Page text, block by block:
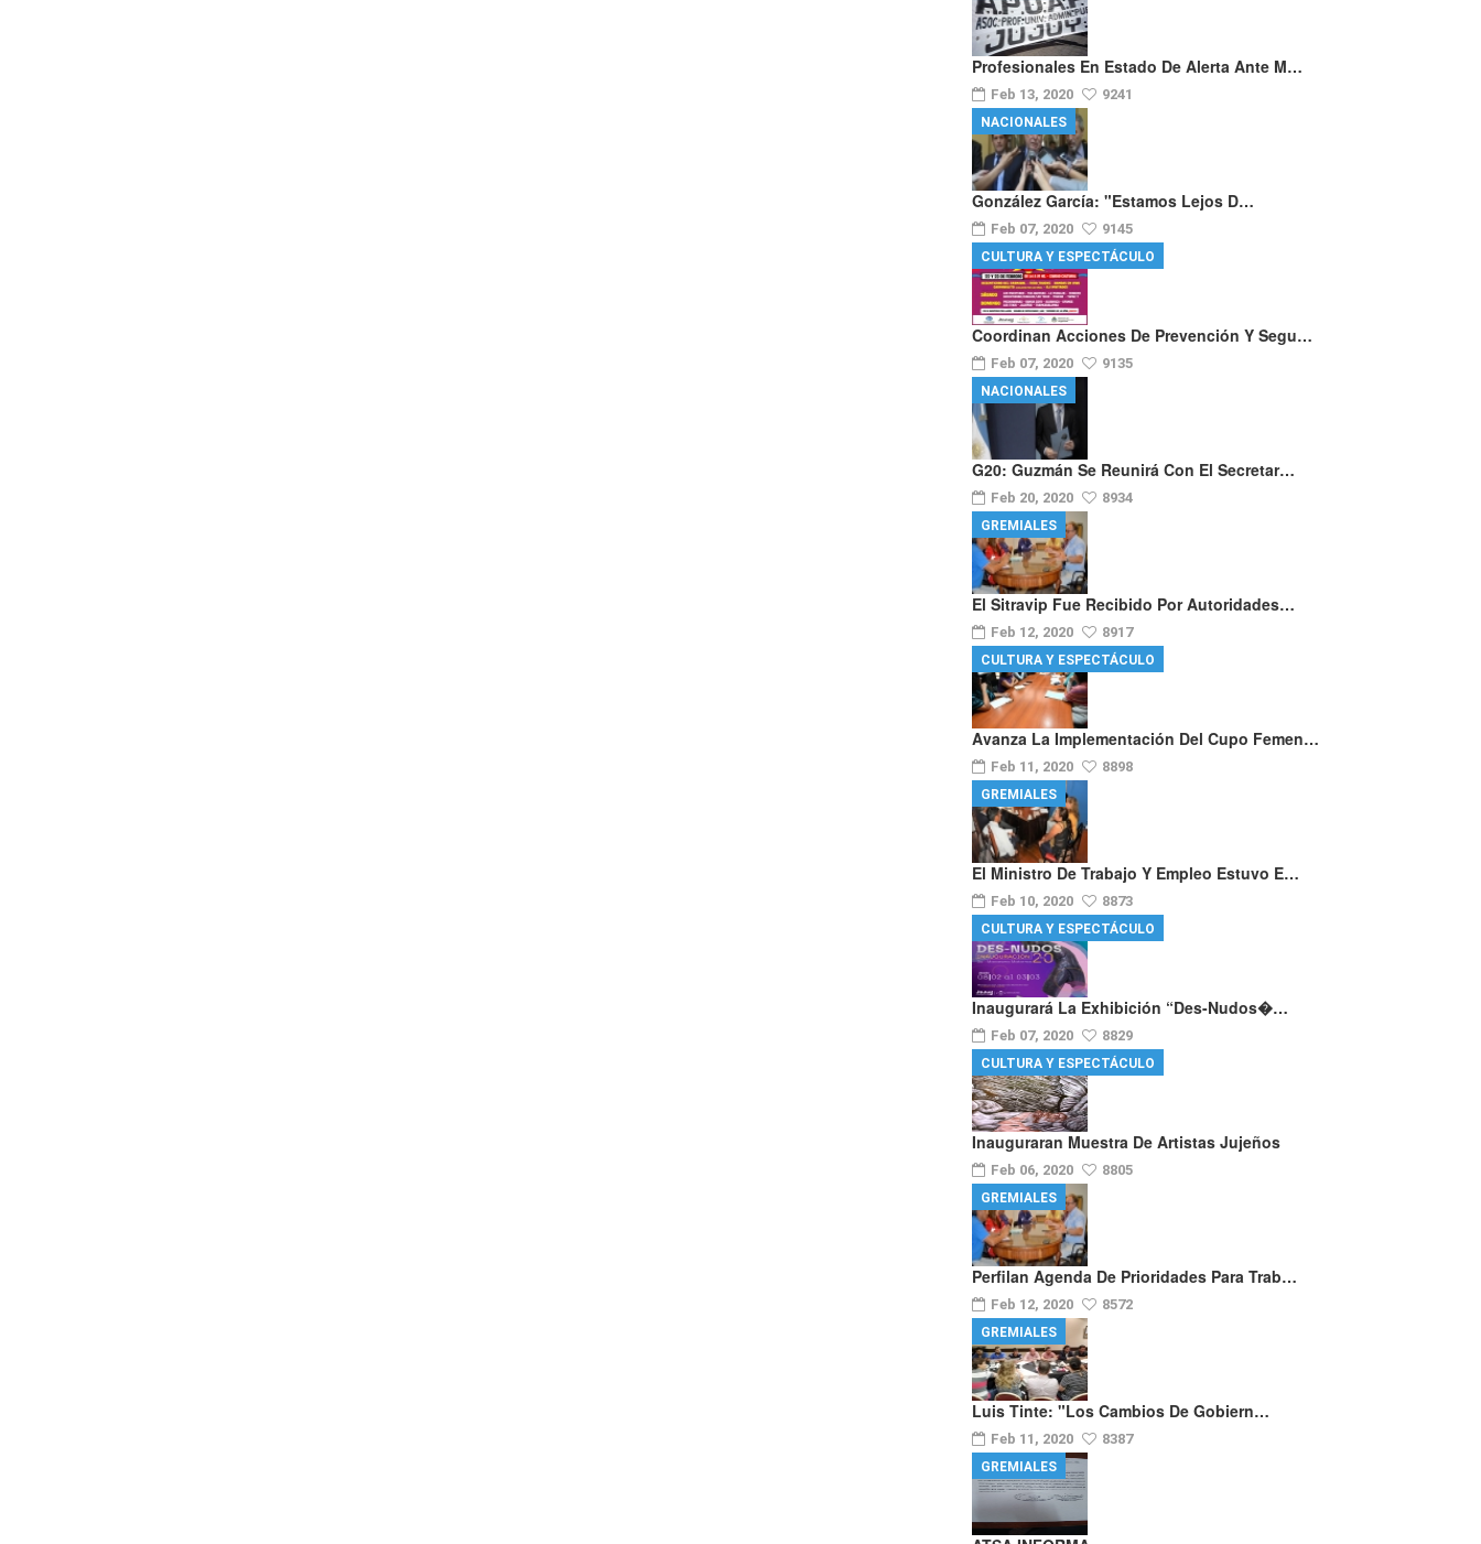
Profesionales En Estado De Alerta Ante M…
Feb 13, 2020 9241
González García: "Estamos Lejos D…
Feb 07, 2020 9145
NACIONALES
Coordinan Acciones De Prevención Y Segu…
Feb 07, 2020 9135
CULTURA Y ESPECTÁCULO
G20: Guzmán Se Reunirá Con El Secretar…
Feb 20, 2020 8934
NACIONALES
El Sitravip Fue Recibido Por Autoridades…
Feb 12, 2020 8917
GREMIALES
Avanza La Implementación Del Cupo Femen…
Feb 11, 2020 8898
CULTURA Y ESPECTÁCULO
El Ministro De Trabajo Y Empleo Estuvo E…
Feb 10, 2020 8873
GREMIALES
Inaugurará La Exhibición “Des-Nudos�…
Feb 07, 2020 8829
CULTURA Y ESPECTÁCULO
Inauguraran Muestra De Artistas Jujeños
Feb 06, 2020 8805
CULTURA Y ESPECTÁCULO
Perfilan Agenda De Prioridades Para Trab…
Feb 12, 2020 8572
GREMIALES
Luis Tinte: "los Cambios De Gobiern…
Feb 11, 2020 8387
GREMIALES
GREMIALES